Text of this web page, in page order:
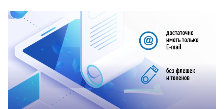
Смотреть проект